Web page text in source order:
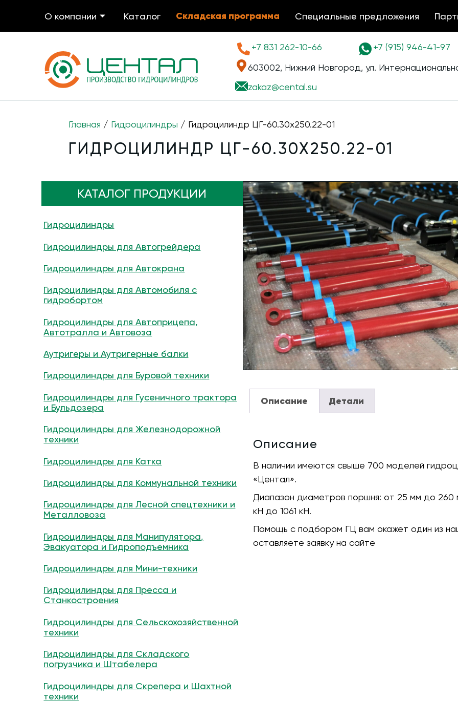
О компании Каталог Складская программа Специальные предложения
+7 831 262-10-66
+7 (915) 946-41-97
603002, Нижний Новгород, ул.
zakaz@cental.su
Главная / Гидроцилиндры / Гидроцилиндр ЦГ-60.30х250.22-01
ГИДРОЦИЛИНДР ЦГ-60.30Х250.22-01
КАТАЛОГ ПРОДУКЦИИ
Гидроцилиндры
Гидроцилиндры для Автогрейдера
Гидроцилиндры для Автокрана
Гидроцилиндры для Автомобиля с
гидробортом
Гидроцилиндры для Автоприцепа,
Автотралла и Автовоза
Аутригеры и Аутригерные балки
Гидроцилиндры для Буровой техники
Гидроцилиндры для Гусеничного трактора
и Бульдозера
Гидроцилиндры для Железнодорожной
техники
Гидроцилиндры для Катка
Гидроцилиндры для Коммунальной техники
Гидроцилиндры для Лесной спецтехники и
Металловоза
Гидроцилиндры для Манипулятора,
Эвакуатора и Гидроподъемника
Гидроцилиндры для Мини-техники
Гидроцилиндры для Пресса и
Станкостроения
Гидроцилиндры для Сельскохозяйственной
техники
Гидроцилиндры для Складского
погрузчика и Штабелера
Гидроцилиндры для Скрепера и Шахтной
техники
Описание Детали
Описание
В наличии имеются свыше 700 моделей
«Центал».
Диапазон диаметров поршня: от 25 мм до 260
кH до 1061 кН.
Помощь с подбором ГЦ вам окажет один из
оставляете заявку на сайте